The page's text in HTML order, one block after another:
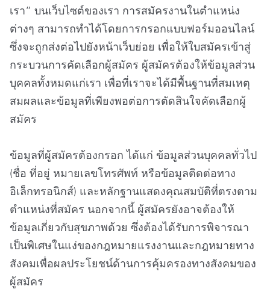
เรา” บนเว็บไซต์ของเรา การสมัครงานในตำแหน่ง
ต่างๆ สามารถทำได้โดยการกรอกแบบฟอร์มออนไลน์
ซึ่งจะถูกส่งต่อไปยังหน้าเว็บย่อย เพื่อให้ใบสมัครเข้าสู่
กระบวนการคัดเลือกผู้สมัคร ผู้สมัครต้องให้ข้อมูลส่วน
บุคคลทั้งหมดแก่เรา เพื่อที่เราจะได้มีพื้นฐานที่สมเหตุ
สมผลและข้อมูลที่เพียงพอต่อการตัดสินใจคัดเลือกผู้
สมัคร
ข้อมูลที่ผู้สมัครต้องกรอก ได้แก่ ข้อมูลส่วนบุคคลทั่วไป
(ชื่อ ที่อยู่ หมายเลขโทรศัพท์ หรือข้อมูลติดต่อทาง
อิเล็กทรอนิกส์) และหลักฐานแสดงคุณสมบัติที่ตรงตาม
ตำแหน่งที่สมัคร นอกจากนี้ ผู้สมัครยังอาจต้องให้
ข้อมูลเกี่ยวกับสุขภาพด้วย ซึ่งต้องได้รับการพิจารณา
เป็นพิเศษในแง่ของกฎหมายแรงงานและกฎหมายทาง
สังคมเพื่อผลประโยชน์ด้านการคุ้มครองทางสังคมของ
ผู้สมัคร